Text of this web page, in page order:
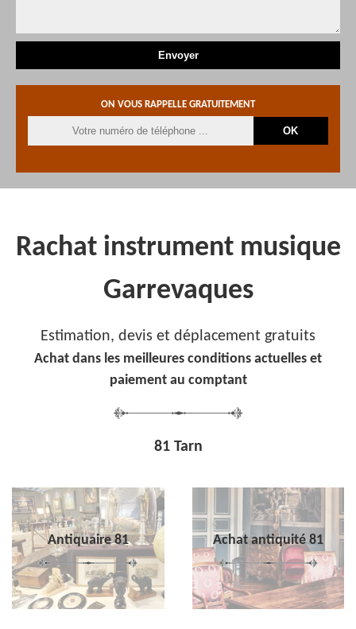
ON VOUS RAPPELLE GRATUITEMENT
Rachat instrument musique
Garrevaques
Estimation, devis et déplacement gratuits
Achat dans les meilleures conditions actuelles et
paiement au comptant
81 Tarn
Antiquaire 81 Achat antiquité 81